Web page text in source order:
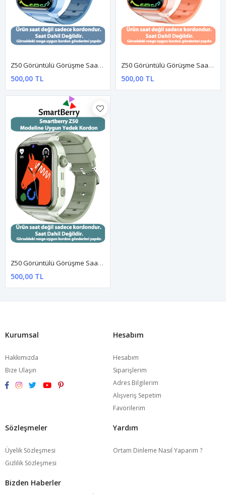
Z50 Görüntülü Görüşme Saatine Uyumlu Yedek Kordon - Mavi
500,00 TL
Z50 Görüntülü Görüşme Saatine Uyumlu Yedek Kordon - Turuncu
500,00 TL
Z50 Görüntülü Görüşme Saatine Uyumlu Yedek Kordon - Yeşil
500,00 TL
Kurumsal
Hakkımızda
Bize Ulaşın
Hesabım
Hesabım
Siparişlerim
Adres Bilgilerim
Alışveriş Sepetim
Favorilerim
Sözleşmeler
Üyelik Sözleşmesi
Gizlilik Sözleşmesi
Yardım
Ortam Dinleme Nasıl Yaparım ?
Bizden Haberler